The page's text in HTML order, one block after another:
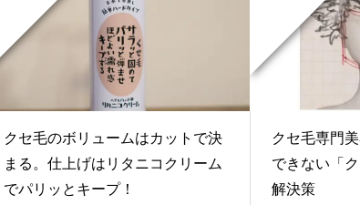
クセ毛のボリュームはカットで決
まる。仕上げはリタニコクリーム
でパリッとキープ！
クセ毛専門
できない「
解決策